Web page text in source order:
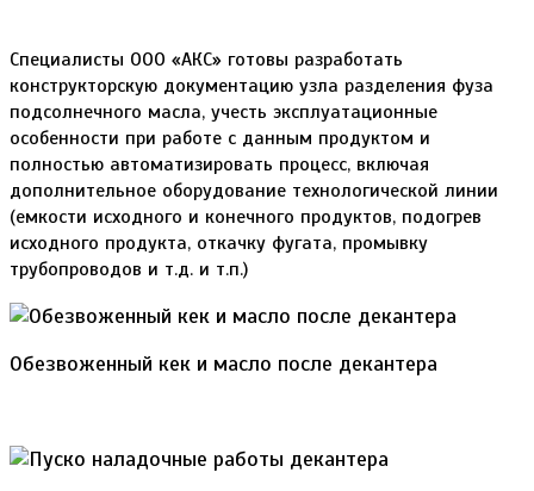
Специалисты ООО «АКС» готовы разработать
конструкторскую документацию узла разделения фуза
подсолнечного масла, учесть эксплуатационные
особенности при работе с данным продуктом и
полностью автоматизировать процесс, включая
дополнительное оборудование технологической линии
(емкости исходного и конечного продуктов, подогрев
исходного продукта, откачку фугата, промывку
трубопроводов и т.д. и т.п.)
Обезвоженный кек и масло после декантера